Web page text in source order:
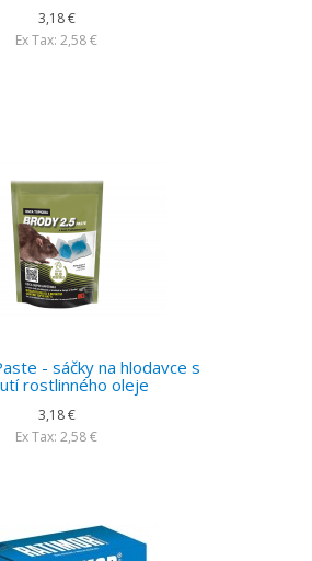
3,18 €
Ex Tax: 2,58 €
- sáčky na hlodavce s
rostlinného oleje
3,18 €
Ex Tax: 2,58 €